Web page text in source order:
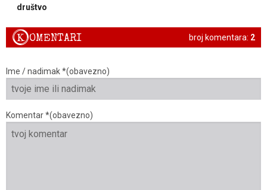
društvo
broj komentara: 2
KOMENTARI
Ime / nadimak *(obavezno)
Komentar *(obavezno)